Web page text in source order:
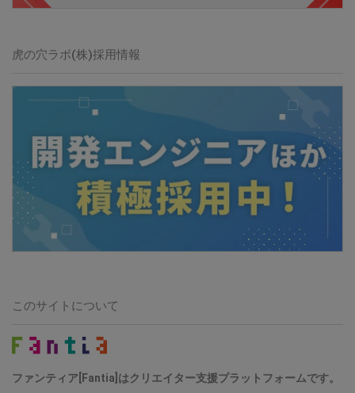
虎の穴ラボ(株)採用情報
このサイトについて
ファンティア[Fantia]はクリエイター支援プラットフォームです。